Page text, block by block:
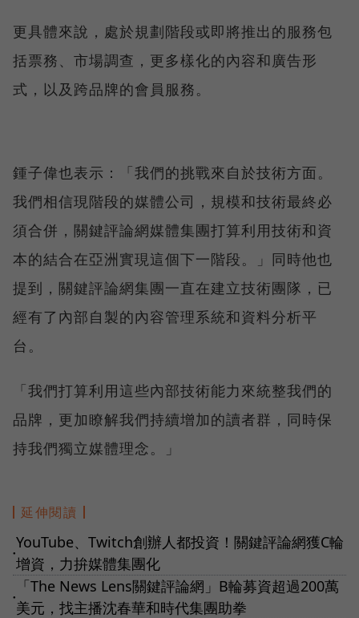
更具體來說，處於規劃階段或即將推出的服務包
括票務、市場調查，更多樣化的內容和廣告形
式，以及跨品牌的會員服務。
鍾子偉也表示：「我們的挑戰來自於技術方面。
我們相信現階段的媒體公司，規模和技術最終必
須合併，關鍵評論網媒體集團打算利用技術和資
本的結合在亞洲實現這個下一階段。」同時他也
提到，關鍵評論網集團一直在建立技術團隊，已
經有了內部自製的內容管理系統和資料分析平
台。
「我們打算利用這些內部技術能力來統整我們的
品牌，更加瞭解我們持續增加的讀者群，同時保
持我們獨立媒體理念。」
延伸閱讀
●
YouTube、Twitch創辦人都投資！關鍵評論網獲C輪
增資，力拚媒體集團化
●
「The News Lens關鍵評論網」B輪募資超過200萬
美元，找主播沈春華和時代集團助拳